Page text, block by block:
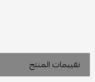
تقييمات المنتج